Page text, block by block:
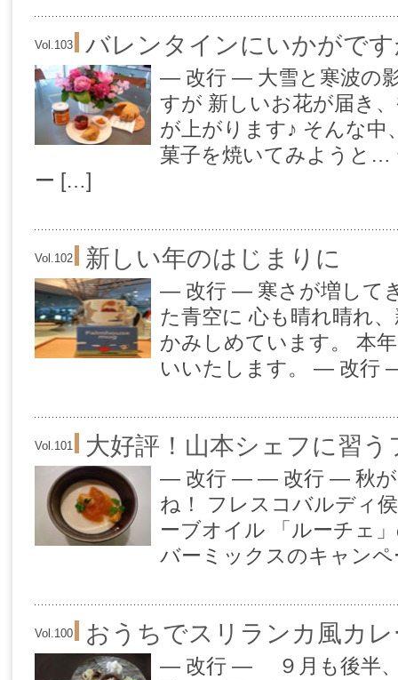
Vol.103 バレンタインにいかがで
— 改行 — 大雪と寒波の
すが 新しいお花が届き
が上がります♪ そんな中
菓子を焼いてみようと…
ー […]
Vol.102 新しい年のはじまりに
— 改行 — 寒さが増して
た青空に 心も晴れ晴れ
かみしめています。 本
いいたします。 — 改行
Vol.101 大好評！山本シェフに習う
— 改行 — — 改行 — 秋が
ね！ フレスコバルディ
ーブオイル 「ルーチェ
バーミックスのキャン
Vol.100 おうちでスリランカ風カ
— 改行 — ９月も後半、